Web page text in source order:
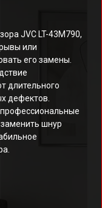
JVC LT-43M790,
или
его замены.
длительного
дефектов.
шнур